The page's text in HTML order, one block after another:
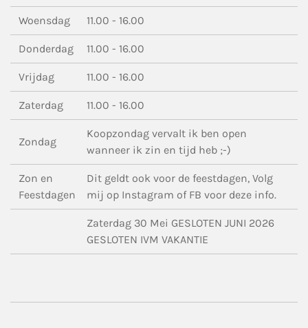
Woensdag 11.00 - 16.00
Donderdag 11.00 - 16.00
Vrijdag 11.00 - 16.00
Zaterdag 11.00 - 16.00
Zondag
Koopzondag vervalt ik ben open
wanneer ik zin en tijd heb ;-)
Zon en
Feestdagen
Dit geldt ook voor de feestdagen, Volg
mij op Instagram of FB voor deze info.
Zaterdag 30 Mei GESLOTEN JUNI 2026
GESLOTEN IVM VAKANTIE